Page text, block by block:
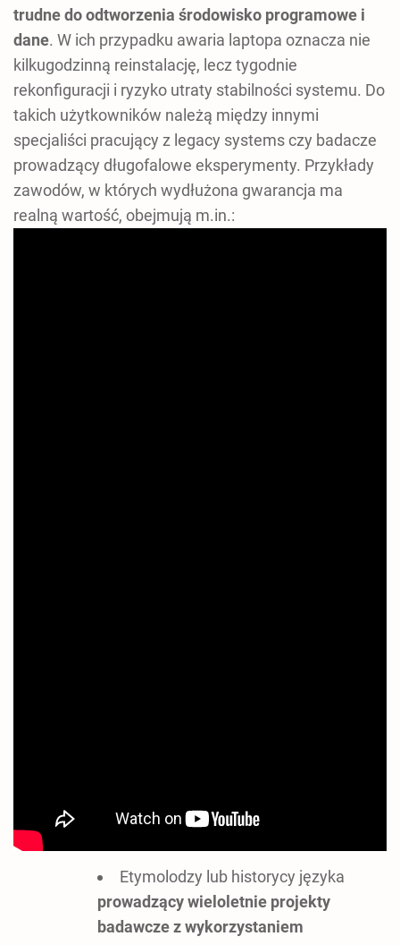
trudne do odtworzenia środowisko programowe i
dane. W ich przypadku awaria laptopa oznacza nie
kilkugodzinną reinstalację, lecz tygodnie
rekonfiguracji i ryzyko utraty stabilności systemu. Do
takich użytkowników należą między innymi
specjaliści pracujący z legacy systems czy badacze
prowadzący długofalowe eksperymenty. Przykłady
zawodów, w których wydłużona gwarancja ma
realną wartość, obejmują m.in.:
Etymolodzy lub historycy języka
prowadzący wieloletnie projekty
badawcze z wykorzystaniem